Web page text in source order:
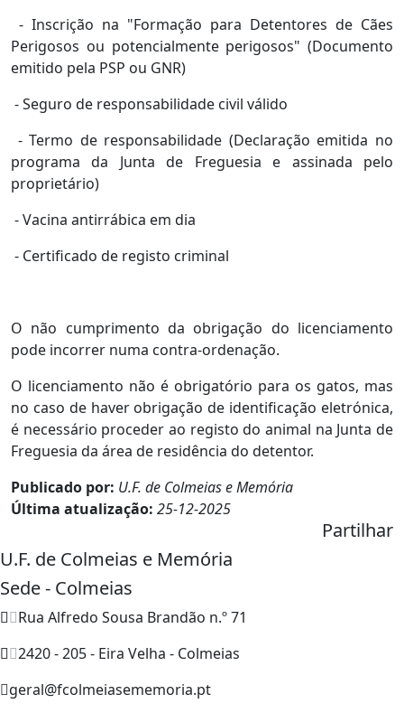
- Inscrição na "Formação para Detentores de Cães
Perigosos ou potencialmente perigosos" (Documento
emitido pela PSP ou GNR)
- Seguro de responsabilidade civil válido
- Termo de responsabilidade (Declaração emitida no
programa da Junta de Freguesia e assinada pelo
proprietário)
- Vacina antirrábica em dia
- Certificado de registo criminal
O não cumprimento da obrigação do licenciamento
pode incorrer numa contra-ordenação.
O licenciamento não é obrigatório para os gatos, mas
no caso de haver obrigação de identificação eletrónica,
é necessário proceder ao registo do animal na Junta de
Freguesia da área de residência do detentor.
Publicado por: U.F. de Colmeias e Memória
Última atualização: 25-12-2025
Partilhar
U.F. de Colmeias e Memória
Sede - Colmeias
Rua Alfredo Sousa Brandão n.º 71
2420 - 205 - Eira Velha - Colmeias
geral@fcolmeiasememoria.pt